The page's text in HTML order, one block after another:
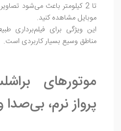
تا 2 کیلومتر باعث می‌شود
موبایل مشاهده کنید.
این ویژگی برای فیلم‌برداری
مناطق وسیع بسیار کاربردی است.
موتورهای
پرواز نرم،